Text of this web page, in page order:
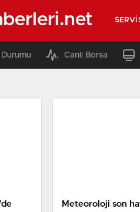
Canlı Borsa
Meteoroloji son